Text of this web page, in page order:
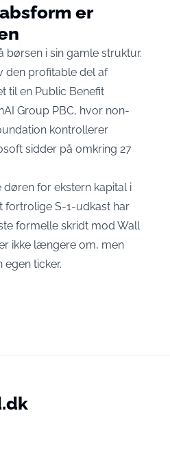
er
børsen i sin gamle struktur.
den profitable del af
til en Public Benefit
Group PBC, hvor non-
kontrollerer
sidder på omkring 27
for ekstern kapital i
fortrolige S-1-udkast har
formelle skridt mod Wall
ikke længere om, men
egen ticker.